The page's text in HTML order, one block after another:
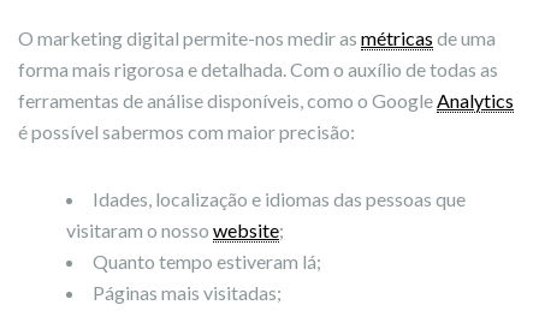
O marketing digital permite-nos medir as métricas de uma
forma mais rigorosa e detalhada. Com o auxílio de todas as
ferramentas de análise disponíveis, como o GoogleAnalytics
é possível sabermos com maior precisão:
Idades, localização e idiomas das pessoas que
visitaram o nosso website;
Quanto tempo estiveram lá;
Páginas mais visitadas;